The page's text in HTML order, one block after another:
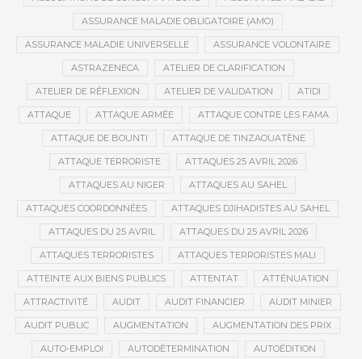
ASSURANCE MALADIE OBLIGATOIRE (AMO)
ASSURANCE MALADIE UNIVERSELLE ASSURANCE VOLONTAIRE
ASTRAZENECA ATELIER DE CLARIFICATION
ATELIER DE RÉFLEXION ATELIER DE VALIDATION ATIDI
ATTAQUE ATTAQUE ARMÉE ATTAQUE CONTRE LES FAMA
ATTAQUE DE BOUNTI ATTAQUE DE TINZAOUATÈNE
ATTAQUE TERRORISTE ATTAQUES 25 AVRIL 2026
ATTAQUES AU NIGER ATTAQUES AU SAHEL
ATTAQUES COORDONNÉES ATTAQUES DJIHADISTES AU SAHEL
ATTAQUES DU 25 AVRIL ATTAQUES DU 25 AVRIL 2026
ATTAQUES TERRORISTES ATTAQUES TERRORISTES MALI
ATTEINTE AUX BIENS PUBLICS ATTENTAT ATTÉNUATION
ATTRACTIVITÉ AUDIT AUDIT FINANCIER AUDIT MINIER
AUDIT PUBLIC AUGMENTATION AUGMENTATION DES PRIX
AUTO-EMPLOI AUTODÉTERMINATION AUTOÉDITION